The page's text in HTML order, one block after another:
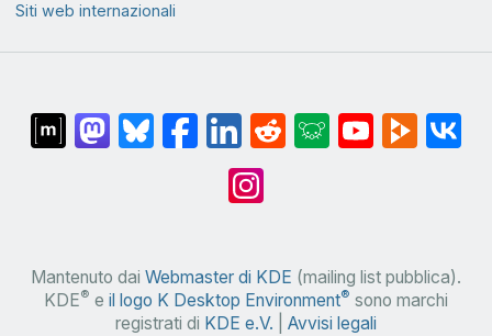
Siti web internazionali
Mantenuto dai Webmaster di KDE (mailing list pubblica).
KDE® e il logo K Desktop Environment® sono marchi
registrati di KDE e.V. Avvisi legali